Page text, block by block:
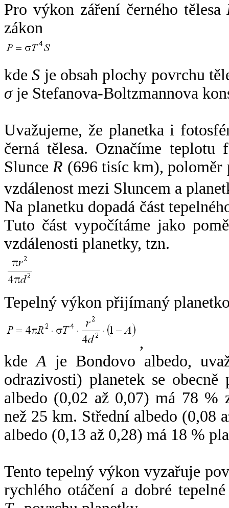
Pro výkon záření černého tělesa
zákon
kdeS je obsah plochy povrchu
σje Stefanova-Boltzmannova
Uvažujeme, že planetka i
černá tělesa. Označíme
SlunceR (696 tisíc km),
vzdálenost mezi Sluncem a
Na planetku dopadá část
Tuto část vypočítáme jako
vzdálenosti planetky, tzn.
Tepelný výkon přijímaný
,
kdeA je Bondovo albedo,
odrazivosti) planetek se
albedo (0,02 až 0,07) má 78 %
než 25 km. Střední albedo (0,08
albedo (0,13 až 0,28) má 18 %
Tento tepelný výkon vyzařuje
rychlého otáčení a dobré